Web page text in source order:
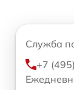
Служба
+7